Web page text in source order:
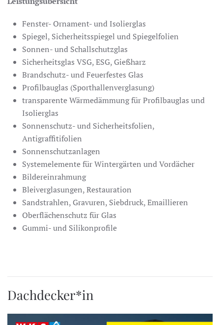
Fenster- Ornament- und Isolierglas
Spiegel, Sicherheitsspiegel und Spiegelfolien
Sonnen- und Schallschutzglas
Sicherheitsglas VSG, ESG, Gießharz
Brandschutz- und Feuerfestes Glas
Profilbauglas (Sporthallenverglasung)
transparente Wärmedämmung für Profilbauglas und
Isolierglas
Sonnenschutz- und Sicherheitsfolien,
Antigraffitifolien
Sonnenschutzanlagen
Systemelemente für Wintergärten und Vordächer
Bildereinrahmung
Bleiverglasungen, Restauration
Sandstrahlen, Gravuren, Siebdruck, Emaillieren
Oberflächenschutz für Glas
Gummi- und Silikonprofile
Dachdecker*in